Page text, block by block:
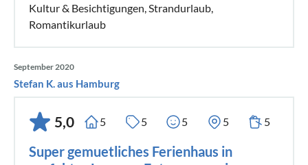
Kultur & Besichtigungen, Strandurlaub,
Romantikurlaub
September 2020
Stefan K. aus Hamburg
5,0 5 5 5 5 5
Super gemuetliches Ferienhaus in